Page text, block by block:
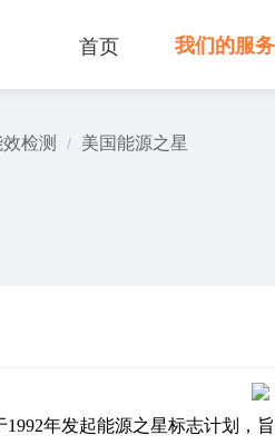
首页 我们的服务
检测 / 美国能源之星
1992年发起能源之星标志计划，